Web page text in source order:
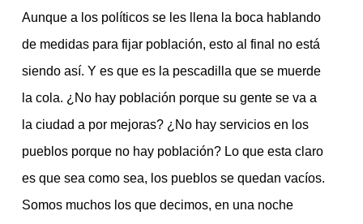
Aunque a los políticos se les llena la boca hablando
de medidas para fijar población, esto al final no está
siendo así. Y es que es la pescadilla que se muerde
la cola. ¿No hay población porque su gente se va a
la ciudad a por mejoras? ¿No hay servicios en los
pueblos porque no hay población? Lo que esta claro
es que sea como sea, los pueblos se quedan vacíos.
Somos muchos los que decimos, en una noche